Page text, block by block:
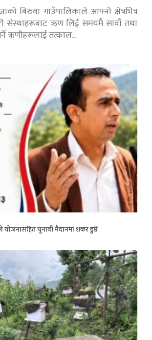
बिरुवा गाउँपालिकाले आफ्नो क्षेत्रभित्र
संस्थाहरूबाट ऋण लिई समयमै सावाँ तथा
ऋणीहरूलाई तत्काल…
योजनासहित चुनावी मैदानमा शंकर डुम्रे